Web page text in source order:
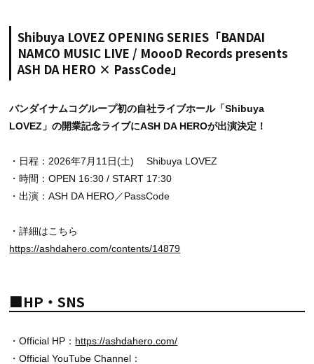
Shibuya LOVEZ OPENING SERIES「BANDAI
NAMCO MUSIC LIVE / MoooD Records presents
ASH DA HERO × PassCode」
バンダイナムコグループ初の自社ライブホール「Shibuya
LOVEZ」の開業記念ライブにASH DA HEROが出演決定！
・日程：2026年7月11日(土)
Shibuya LOVEZ
・時間：OPEN 16:30 / START 17:30
・出演：ASH DA HERO／PassCode
・詳細はこちら
https://ashdahero.com/contents/14879
■HP・SNS
・Official HP： https://ashdahero.com/
・Official YouTube Channel：